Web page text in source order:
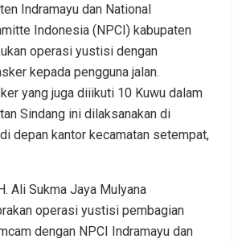
Indramayu dan National
Indonesia (NPCI) kabupaten
operasi yustisi dengan
kepada pengguna jalan.
yang juga diiikuti 10 Kuwu dalam
Sindang ini dilaksanakan di
depan kantor kecamatan setempat,
Ali Sukma Jaya Mulyana
operasi yustisi pembagian
dengan NPCI Indramayu dan